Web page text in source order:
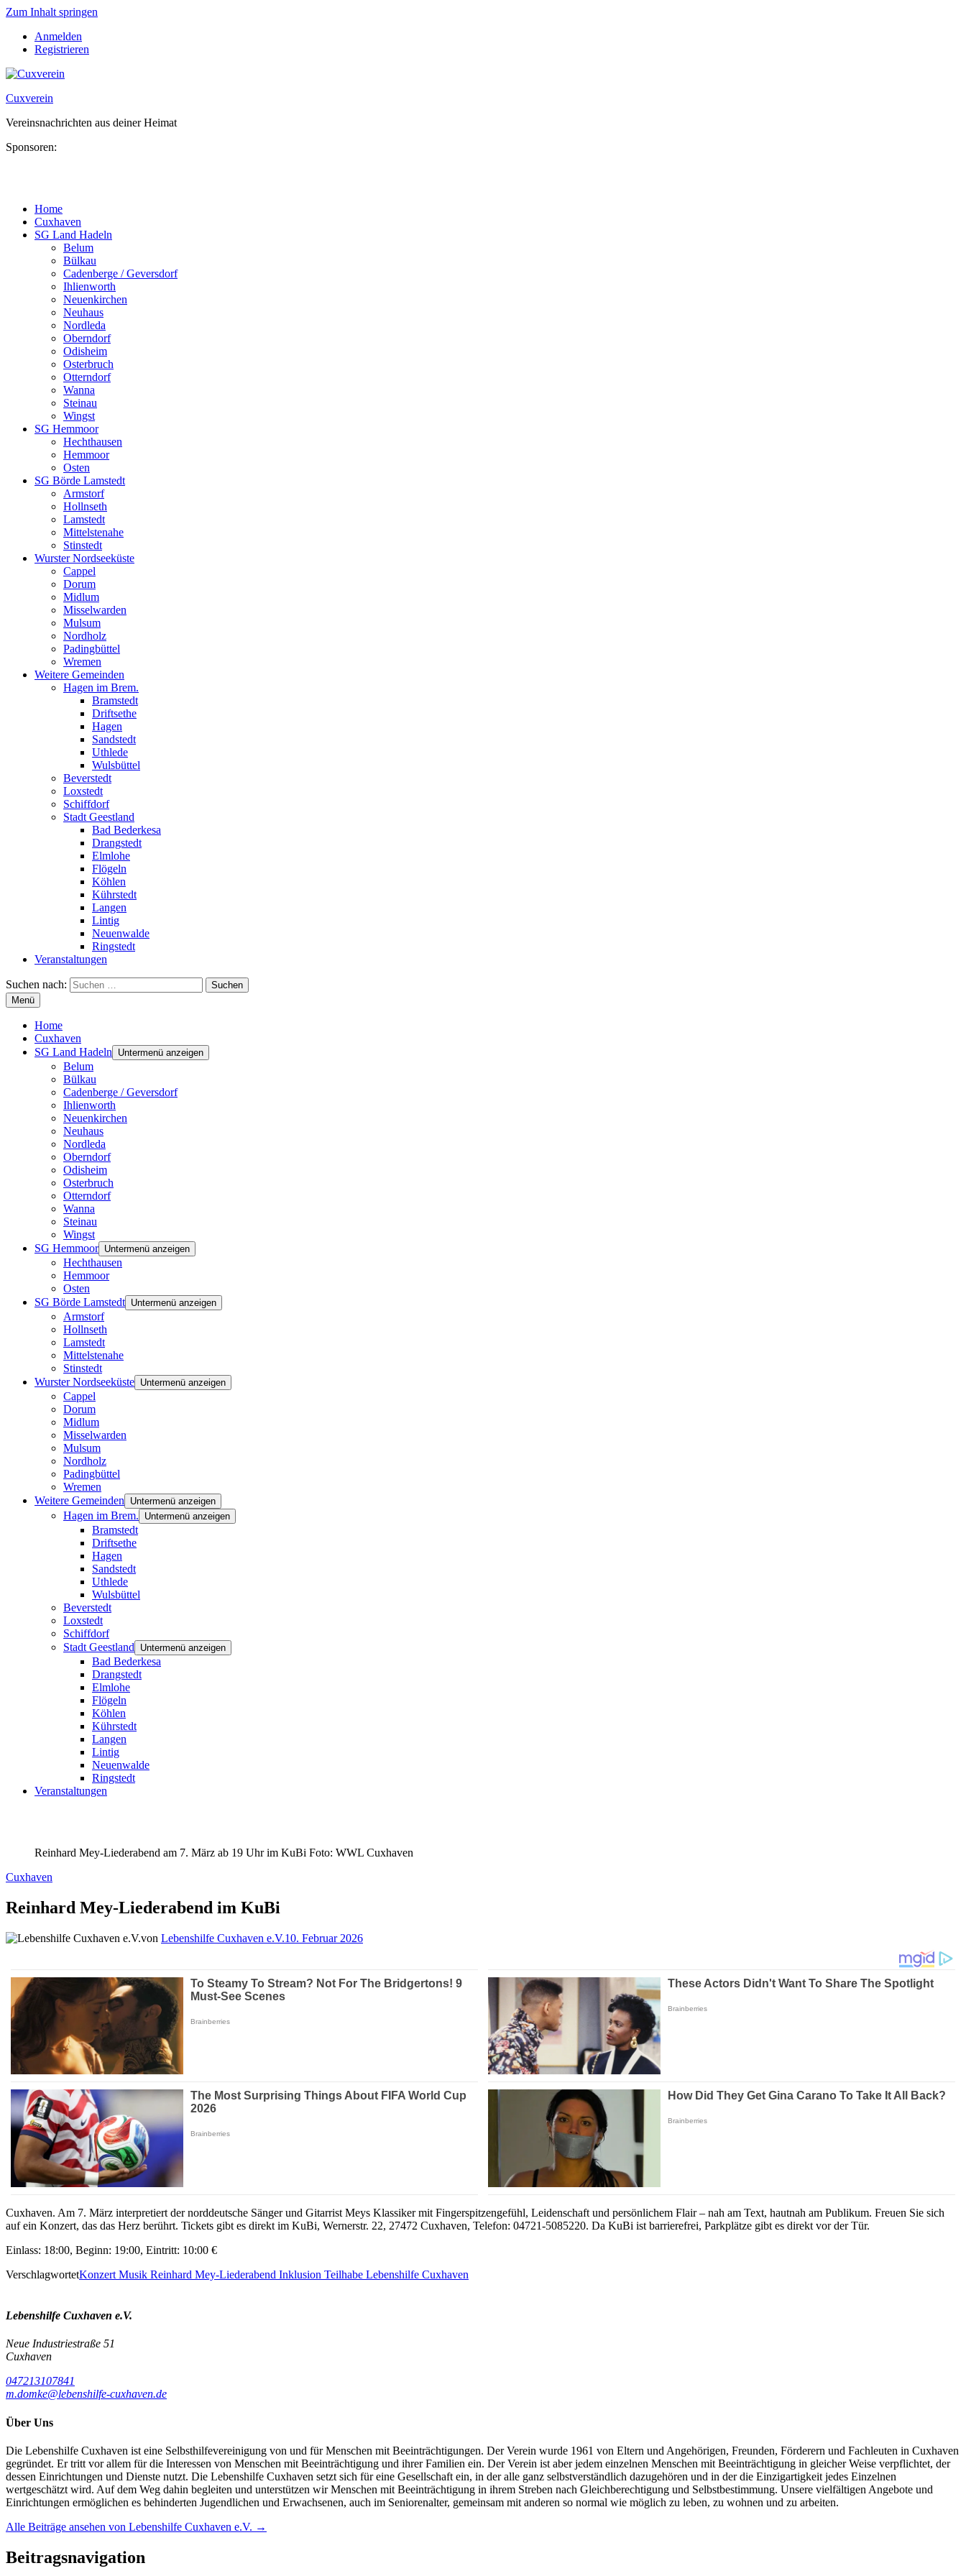
Zum Inhalt springen
Anmelden
Registrieren
Cuxverein
Vereinsnachrichten aus deiner Heimat
Sponsoren:
Home
Cuxhaven
SG Land Hadeln
Belum
Bülkau
Cadenberge / Geversdorf
Ihlienworth
Neuenkirchen
Neuhaus
Nordleda
Oberndorf
Odisheim
Osterbruch
Otterndorf
Wanna
Steinau
Wingst
SG Hemmoor
Hechthausen
Hemmoor
Osten
SG Börde Lamstedt
Armstorf
Hollnseth
Lamstedt
Mittelstenahe
Stinstedt
Wurster Nordseeküste
Cappel
Dorum
Midlum
Misselwarden
Mulsum
Nordholz
Padingbüttel
Wremen
Weitere Gemeinden
Hagen im Brem.
Bramstedt
Driftsethe
Hagen
Sandstedt
Uthlede
Wulsbüttel
Beverstedt
Loxstedt
Schiffdorf
Stadt Geestland
Bad Bederkesa
Drangstedt
Elmlohe
Flögeln
Köhlen
Kührstedt
Langen
Lintig
Neuenwalde
Ringstedt
Veranstaltungen
Suchen nach:
Menü
Home
Cuxhaven
SG Land Hadeln
Untermenü anzeigen
Belum
Bülkau
Cadenberge / Geversdorf
Ihlienworth
Neuenkirchen
Neuhaus
Nordleda
Oberndorf
Odisheim
Osterbruch
Otterndorf
Wanna
Steinau
Wingst
SG Hemmoor Untermenü anzeigen
Hechthausen
Hemmoor
Osten
SG Börde Lamstedt Untermenü anzeigen
Armstorf
Hollnseth
Lamstedt
Mittelstenahe
Stinstedt
Wurster Nordseeküste Untermenü anzeigen
Cappel
Dorum
Midlum
Misselwarden
Mulsum
Nordholz
Padingbüttel
Wremen
Weitere Gemeinden
Untermenü anzeigen
Hagen im Brem. Untermenü anzeigen
Bramstedt
Driftsethe
Hagen
Sandstedt
Uthlede
Wulsbüttel
Beverstedt
Loxstedt
Schiffdorf
Stadt Geestland
Untermenü anzeigen
Bad Bederkesa
Drangstedt
Elmlohe
Flögeln
Köhlen
Kührstedt
Langen
Lintig
Neuenwalde
Ringstedt
Veranstaltungen
Reinhard Mey-Liederabend am 7. März ab 19 Uhr im KuBi Foto: WWL Cuxhaven
Cuxhaven
Reinhard Mey-Liederabend im KuBi
von Lebenshilfe Cuxhaven e.V.10. Februar 2026
Cuxhaven. Am 7. März interpretiert der norddeutsche Sänger und Gitarrist Meys Klassiker mit Fingerspitzengefühl, Leidenschaft und persönlichem Flair – nah am Text, hautnah am Publikum. Freuen Sie sich
auf ein Konzert, das das Herz berührt. Tickets gibt es direkt im KuBi, Wernerstr. 22, 27472 Cuxhaven, Telefon: 04721-5085220. Da KuBi ist barrierefrei, Parkplätze gibt es direkt vor der Tür.
Einlass: 18:00, Beginn: 19:00, Eintritt: 10:00 €
VerschlagwortetKonzert Musik Reinhard Mey-Liederabend Inklusion Teilhabe Lebenshilfe Cuxhaven
Lebenshilfe Cuxhaven e.V.
Neue Industriestraße 51
Cuxhaven
047213107841
m.domke@lebenshilfe-cuxhaven.de
Über Uns
Die Lebenshilfe Cuxhaven ist eine Selbsthilfevereinigung von und für Menschen mit Beeinträchtigungen. Der Verein wurde 1961 von Eltern und Angehörigen, Freunden, Förderern und Fachleuten in Cuxhaven
gegründet. Er tritt vor allem für die Interessen von Menschen mit Beeinträchtigung und ihrer Familien ein. Der Verein ist aber jedem einzelnen Menschen mit Beeinträchtigung in gleicher Weise verpflichtet, der
dessen Einrichtungen und Dienste nutzt. Die Lebenshilfe Cuxhaven setzt sich für eine Gesellschaft ein, in der alle ganz selbstverständlich dazugehören und in der die Einzigartigkeit jedes Einzelnen
wertgeschätzt wird. Auf dem Weg dahin begleiten und unterstützen wir Menschen mit Beeinträchtigung in ihrem Streben nach Gleichberechtigung und Selbstbestimmung. Unsere vielfältigen Angebote und
Einrichtungen ermöglichen es behinderten Jugendlichen und Erwachsenen, auch im Seniorenalter, gemeinsam mit anderen so normal wie möglich zu leben, zu wohnen und zu arbeiten.
Alle Beiträge ansehen von Lebenshilfe Cuxhaven e.V. →
Beitragsnavigation